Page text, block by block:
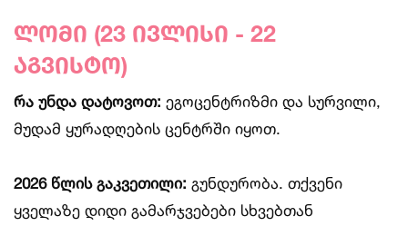
ლომი (23 ივლისი - 22
აგვისტო)
რა უნდა დატოვოთ: ეგოცენტრიზმი და სურვილი,
მუდამ ყურადღების ცენტრში იყოთ.
2026 წლის გაკვეთილი: გუნდურობა. თქვენი
ყველაზე დიდი გამარჯვებები სხვებთან